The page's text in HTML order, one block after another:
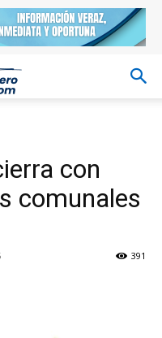
con
comunales
391